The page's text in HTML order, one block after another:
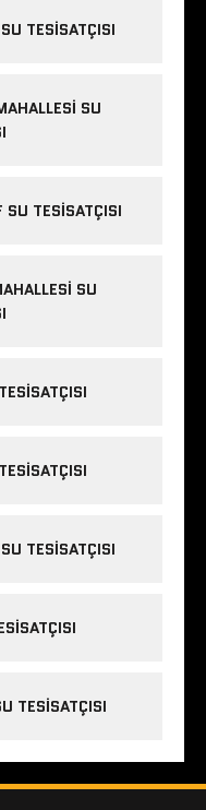
TESISATÇISI
SU
SU TESISATÇISI
SU
TESISATÇISI
TESISATÇISI